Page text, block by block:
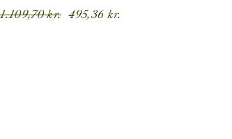
1.109,70kr. 495,36kr.